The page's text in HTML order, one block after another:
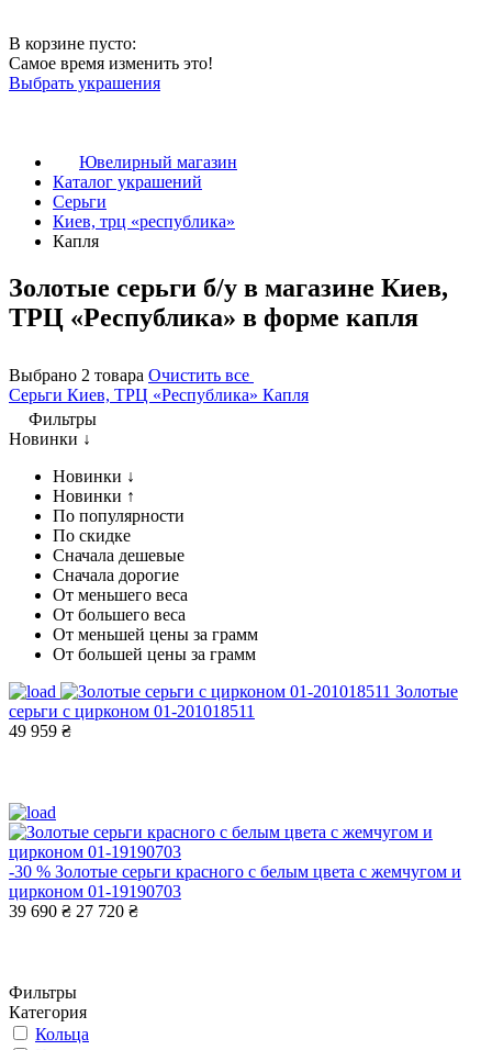
В корзине пусто:
Самое время изменить это!
Выбрать украшения
Ювелирный магазин
Каталог украшений
Серьги
Киев, трц «республика»
Капля
Золотые серьги б/у в магазине Киев,
ТРЦ «Республика» в форме капля
Выбрано 2 товара Очистить все
Серьги Киев, ТРЦ «Республика» Капля
Фильтры
Новинки ↓
Новинки ↓
Новинки ↑
По популярности
По скидке
Сначала дешевые
Сначала дорогие
От меньшего веса
От большего веса
От меньшей цены за грамм
От большей цены за грамм
Золотые
серьги с цирконом 01-201018511
49 959 ₴
-30 % Золотые серьги красного с белым цвета с жемчугом и
цирконом 01-19190703
39 690 ₴ 27 720 ₴
Фильтры
Категория
Кольца